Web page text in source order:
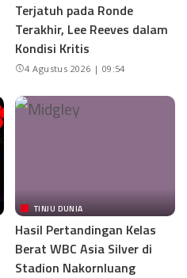
Terjatuh pada Ronde
Terakhir, Lee Reeves dalam
Kondisi Kritis
4 Agustus 2026 | 09:54
TINJU DUNIA
Hasil Pertandingan Kelas
Berat WBC Asia Silver di
Stadion Nakornluang